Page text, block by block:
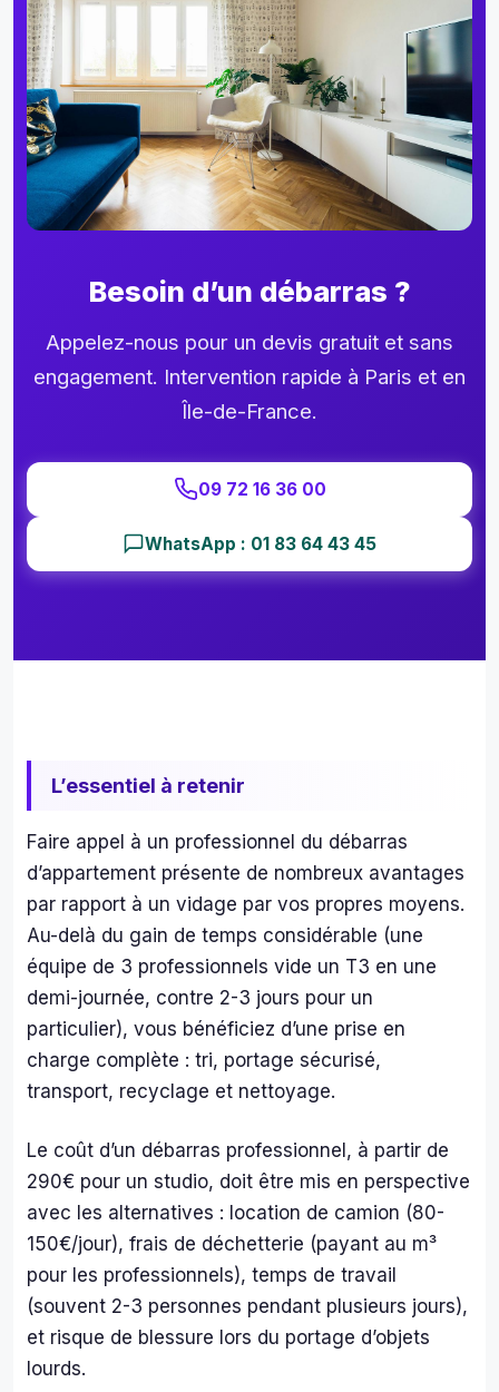
Besoin d’un débarras ?
Appelez-nous pour un devis gratuit et sans
engagement. Intervention rapide à Paris et en
Île-de-France.
09 72 16 36 00
WhatsApp : 01 83 64 43 45
L’essentiel à retenir
Faire appel à un professionnel du débarras
d’appartement présente de nombreux avantages
par rapport à un vidage par vos propres moyens.
Au-delà du gain de temps considérable (une
équipe de 3 professionnels vide un T3 en une
demi-journée, contre 2-3 jours pour un
particulier), vous bénéficiez d’une prise en
charge complète : tri, portage sécurisé,
transport, recyclage et nettoyage.
Le coût d’un débarras professionnel, à partir de
290€ pour un studio, doit être mis en perspective
avec les alternatives : location de camion (80-
150€/jour), frais de déchetterie (payant au m³
pour les professionnels), temps de travail
(souvent 2-3 personnes pendant plusieurs jours),
et risque de blessure lors du portage d’objets
lourds.